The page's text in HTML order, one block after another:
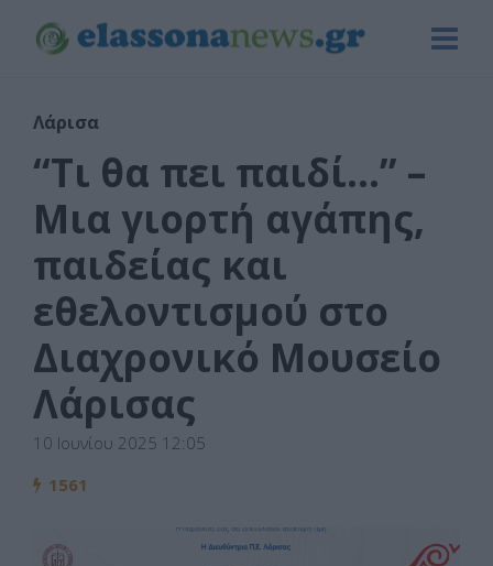
Λάρισα
“Τι θα πει παιδί…” –
Μια γιορτή αγάπης,
παιδείας και
εθελοντισμού στο
Διαχρονικό Μουσείο
Λάρισας
10 Ιουνίου 2025 12:05
1561